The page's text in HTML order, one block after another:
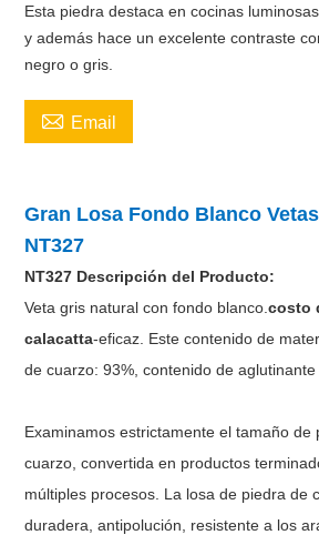
Esta piedra destaca en cocinas
y además hace un excelente contraste
negro o gris.
 Email
Gran Losa Fondo Blanco
NT327
NT327 Descripción del Producto:
Veta gris natural con fondo blanco.costo
calacatta-eficaz. Este contenido de
de cuarzo: 93%, contenido de
Examinamos estrictamente el tamaño
cuarzo, convertida en productos
múltiples procesos. La losa de piedra de
duradera, antipolución, resistente a los